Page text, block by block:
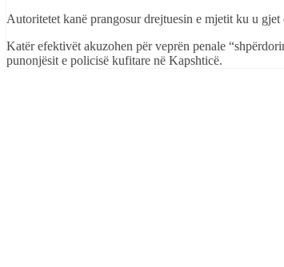
Autoritetet kanë prangosur drejtuesin e mjetit ku u
Katër efektivët akuzohen për veprën penale
punonjësit e policisë kufitare në Kapshticë.